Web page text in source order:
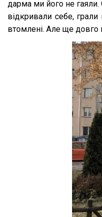
дарма ми його не гаяли.
відкривали себе,
втомлені. Але ще довго